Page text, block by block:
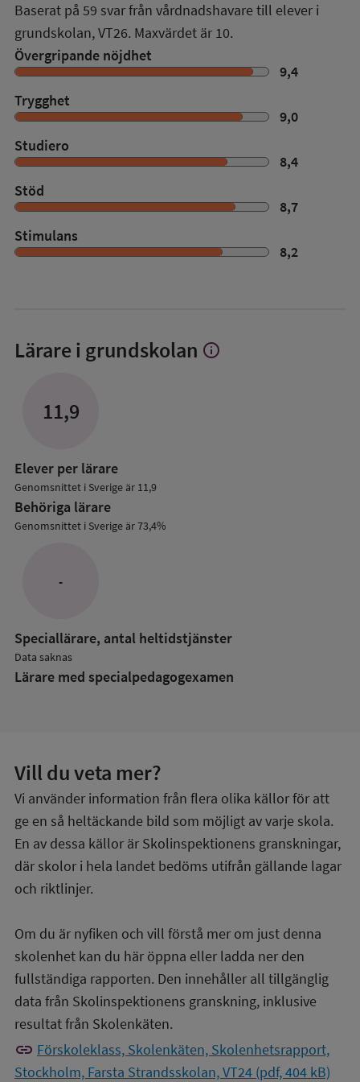
Baserat på 59 svar från vårdnadshavare till elever i
grundskolan,VT26. Maxvärdet är 10.
Övergripande nöjdhet
9,4
Trygghet
9,0
Studiero
8,4
Stöd
8,7
Stimulans
8,2
Lärare i grundskolan Visa
info
11,9
Elever per lärare
Genomsnittet i Sverige är 11,9
Behöriga lärare
Genomsnittet i Sverige är 73,4%
-
Speciallärare, antal heltidstjänster
Data saknas
Lärare med specialpedagog­examen
Vill du veta mer?
Vi använder information från flera olika källor för att
ge en så heltäckande bild som möjligt av varje skola.
En av dessa källor är Skolinspektionens granskningar,
där skolor i hela landet bedöms utifrån gällande lagar
och riktlinjer.
Om du är nyfiken och vill förstå mer om just denna
skolenhet kan du här öppna eller ladda ner den
fullständiga rapporten. Den innehåller all tillgänglig
data från Skolinspektionens granskning, inklusive
resultat från Skolenkäten.
link Förskoleklass, Skolenkäten, Skolenhetsrapport,
Stockholm, Farsta Strandsskolan, VT24 (pdf, 404 kB)